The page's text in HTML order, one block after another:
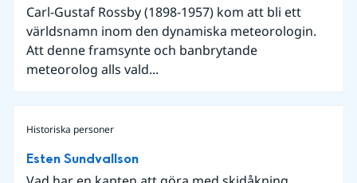
Carl-Gustaf Rossby (1898-1957) kom att bli ett
världsnamn inom den dynamiska meteorologin.
Att denne framsynte och banbrytande
meteorolog alls vald...
Historiska personer
Esten Sundvallson